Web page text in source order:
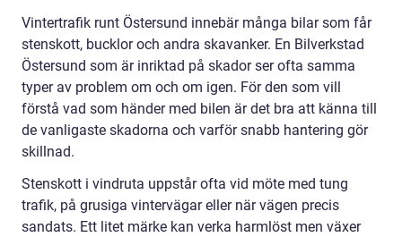
Vintertrafik runt Östersund innebär många bilar som får
stenskott, bucklor och andra skavanker. En Bilverkstad
Östersund som är inriktad på skador ser ofta samma
typer av problem om och om igen. För den som vill
förstå vad som händer med bilen är det bra att känna till
de vanligaste skadorna och varför snabb hantering gör
skillnad.
Stenskott i vindruta uppstår ofta vid möte med tung
trafik, på grusiga vintervägar eller när vägen precis
sandats. Ett litet märke kan verka harmlöst men växer